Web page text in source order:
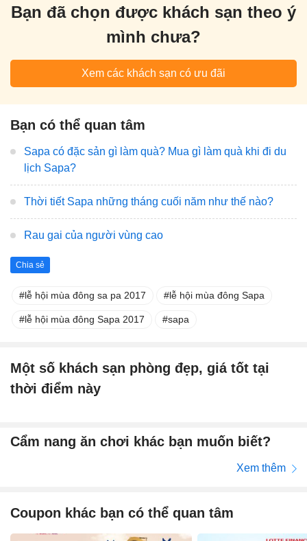
Bạn đã chọn được khách sạn theo ý
mình chưa?
Xem các khách sạn có ưu đãi
Bạn có thể quan tâm
Sapa có đặc sản gì làm quà? Mua gì làm quà khi đi du
lịch Sapa?
Thời tiết Sapa những tháng cuối năm như thế nào?
Rau gai của người vùng cao
Chia sẻ
lễ hội mùa đông sa pa 2017 lễ hội mùa đông Sapa
lễ hội mùa đông Sapa 2017 sapa
Một số khách sạn phòng đẹp, giá tốt tại
thời điểm này
Cẩm nang ăn chơi khác bạn muốn biết?
Xem thêm
Coupon khác bạn có thể quan tâm